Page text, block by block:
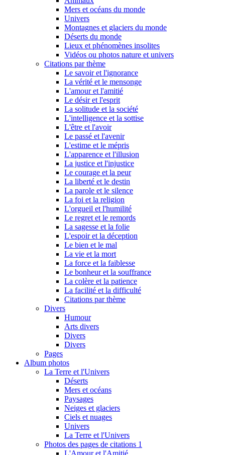
Mers et océans du monde
Univers
Montagnes et glaciers du monde
Déserts du monde
Lieux et phénomènes insolites
Vidéos ou photos nature et univers
Citations par thème
Le savoir et l'ignorance
La vérité et le mensonge
L'amour et l'amitié
Le désir et l'esprit
La solitude et la société
L'intelligence et la sottise
L'être et l'avoir
Le passé et l'avenir
L'estime et le mépris
L'apparence et l'illusion
La justice et l'injustice
Le courage et la peur
La liberté et le destin
La parole et le silence
La foi et la religion
L'orgueil et l'humilité
Le regret et le remords
La sagesse et la folie
L'espoir et la déception
Le bien et le mal
La vie et la mort
La force et la faiblesse
Le bonheur et la souffrance
La colère et la patience
La facilité et la difficulté
Citations par thème
Divers
Humour
Arts divers
Divers
Divers
Pages
Album photos
La Terre et l'Univers
Déserts
Mers et océans
Paysages
Neiges et glaciers
Ciels et nuages
Univers
La Terre et l'Univers
Photos des pages de citations 1
L'Amour et l'Amitié